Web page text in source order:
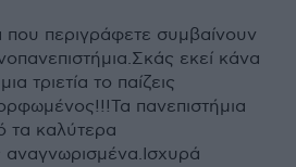
περιγράφετε συμβαίνουν
εκεί κάνα
τριετία το παίζεις
πανεπιστήμια
τα καλύτερα